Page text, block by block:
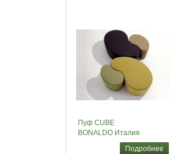
Пуф CUBE
BONALDO Италия
Подробнее